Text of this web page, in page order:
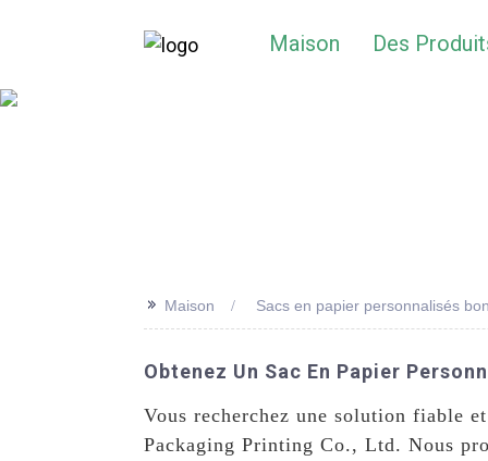
Maison Des
>> Maison Sacs en papier personnalisés
Obtenez Un Sac En Papier
Vous recherchez une solution fiable
Packaging Printing Co., Ltd. Nous